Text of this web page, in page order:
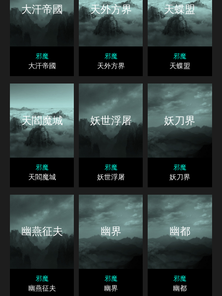
大汗帝國
邪魔
大汗帝國
天外方界
邪魔
天外方界
天蝶盟
邪魔
天蝶盟
天閻魔城
邪魔
天閻魔城
妖世浮屠
邪魔
妖世浮屠
妖刀界
邪魔
妖刀界
幽燕征夫
邪魔
幽燕征夫
幽界
邪魔
幽界
幽都
邪魔
幽都